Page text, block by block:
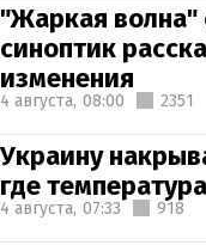
"Жаркая волна"
синоптик
изменения
4 августа, 08:00 2351
Украину
где
4 августа, 07:33 918